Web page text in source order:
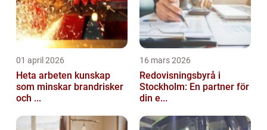
01 april 2026
Heta arbeten kunskap
som minskar brandrisker
och ...
16 mars 2026
Redovisningsbyrå i
Stockholm: En partner för
din e...